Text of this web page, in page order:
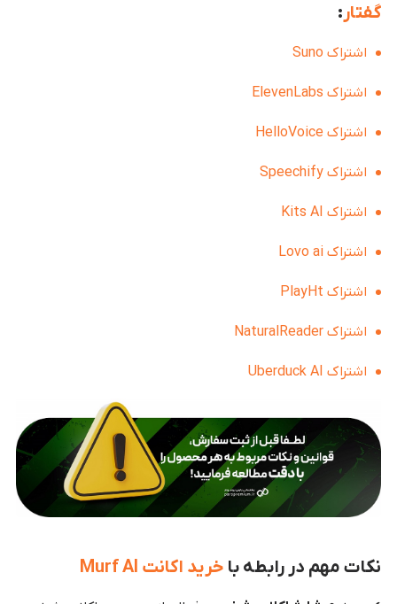
گفتار:
اشتراک Suno
اشتراک ElevenLabs
اشتراک HelloVoice
اشتراک Speechify
اشتراک Kits AI
اشتراک Lovo ai
اشتراک PlayHt
اشتراک NaturalReader
اشتراک Uberduck AI
نکات مهم در رابطه با خرید اکانت Murf AI